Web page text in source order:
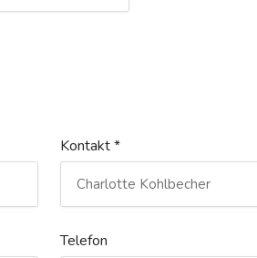
Kontakt *
Telefon